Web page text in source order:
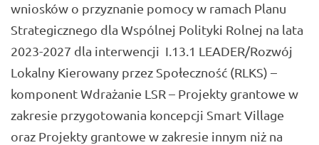
wniosków o przyznanie pomocy w ramach Planu
Strategicznego dla Wspólnej Polityki Rolnej na lata
2023-2027 dla interwencji I.13.1 LEADER/Rozwój
Lokalny Kierowany przez Społeczność (RLKS) –
komponent Wdrażanie LSR – Projekty grantowe w
zakresie przygotowania koncepcji Smart Village
oraz Projekty grantowe w zakresie innym niż na